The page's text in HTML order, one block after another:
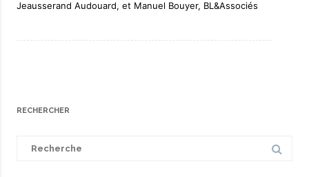
Jeausserand Audouard, et Manuel Bouyer, BL&Associés
RECHERCHER